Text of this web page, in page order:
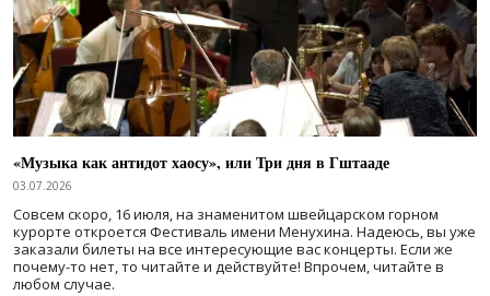
«Музыка как антидот хаосу», или Три дня в Гштааде
03.07.2026
Совсем скоро, 16 июля, на знаменитом швейцарском горном
курорте откроется Фестиваль имени Менухина. Надеюсь, вы уже
заказали билеты на все интересующие вас концерты. Если же
почему-то нет, то читайте и действуйте! Впрочем, читайте в
любом случае.